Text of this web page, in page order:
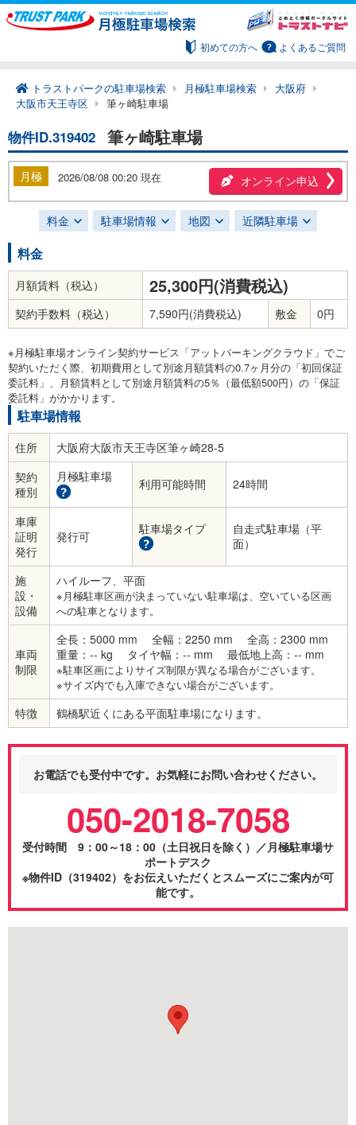
初めての方へ よくあるご質問
トラストパークの駐車場検索 月極駐車場検索
大阪府
大阪市天王寺区
筆ヶ崎駐車場
物件ID.319402 筆ヶ崎駐車場
月極 2026/08/08 00:20 現在 オンライン申込
料金 駐車場情報 地図 近隣駐車場
料金
月額賃料（税込） 25,300円(消費税込)
契約手数料（税込） 7,590円(消費税込) 敷金 0円
※月極駐車場オンライン契約サービス「アットパーキングクラウド」でご
契約いただく際、初期費用として別途月額賃料の0.7ヶ月分の「初回保証
委託料」、月額賃料として別途月額賃料の5％（最低額500円）の「保証
委託料」がかかります。
駐車場情報
住所
大阪府大阪市天王寺区筆ヶ崎28-5
契約
種別
月極駐車場 利用可能時間 24時間
車庫
証明
発行
発行可 駐車場タイプ
自走式駐車場（平
面）
施
設・
設備
ハイルーフ、平面
※月極駐車区画が決まっていない駐車場は、空いている区画
への駐車となります。
車両
制限
全長：5000 mm 全幅：2250 mm
全高：2300 mm
重量：-- kg
タイヤ幅：-- mm 最低地上高：-- mm
※駐車区画によりサイズ制限が異なる場合がございます。
※サイズ内でも入庫できない場合がございます。
特徴 鶴橋駅近くにある平面駐車場になります。
お電話でも受付中です。お気軽にお問い合わせください。
050-2018-7058
受付時間 9：00～18：00（土日祝日を除く）／月極駐車場サ
ポートデスク
※物件ID（319402）をお伝えいただくとスムーズにご案内が可
能です。